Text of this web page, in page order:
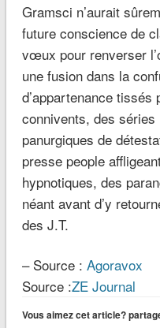
Gramsci n’aurait
future conscience de
vœux pour renverser
une fusion dans la
d’appartenance
connivents, des
panurgiques de
presse people
hypnotiques, des
néant avant d’y
des J.T.
– Source : Agoravox
Source :ZE Journal
Vous aimez cet article?